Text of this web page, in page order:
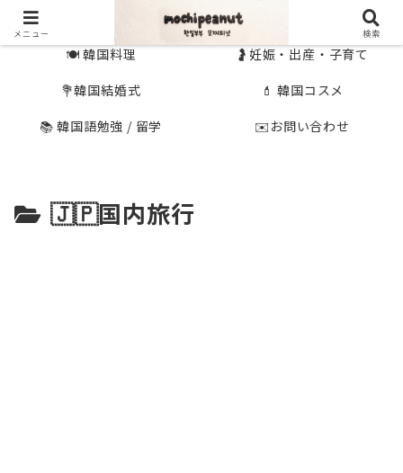
🍽 韓国料理
🤰妊娠・出産・子育て
💐韓国結婚式
💄 韓国コスメ
📚 韓国語勉強 / 留学
✉️お問い合わせ
🇯🇵国内旅行
メニュー 検索